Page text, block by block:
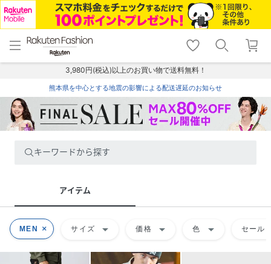
menu home
トップ
shopping_cart lock_outline
ログイン
3,980円(税込)以上のお買い物で送料無料！
熊本県を中心とする地震の影響による配送遅延のお知らせ
キーワードから探す
アイテム
MEN サイズ arrow_drop_down 価格 arrow_drop_down 色 arrow_drop_down セール